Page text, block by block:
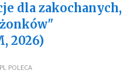
dla zakochanych,
2026)
POLECA